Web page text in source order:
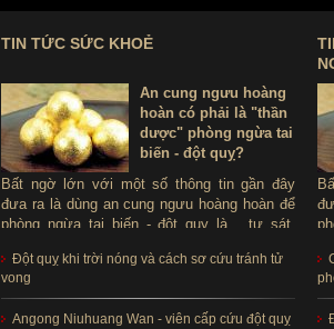
TIN TỨC SỨC KHOẺ
An cung ngưu hoàng
hoàn có phải là "thần
dược" phòng ngừa tai
biến - đột quỵ?
Bất ngờ lớn với một số thông tin gần đây
đưa ra là dùng an cung ngưu hoàng hoàn để
phòng ngừa tai biến - đột quỵ là ...tự sát.
để phòng tai biến - đột quỵ không?
Đột quỵ khi trời nóng và cách sơ cứu tránh tử
vong
Angong Niuhuang Wan - viên cấp cứu đột quỵ